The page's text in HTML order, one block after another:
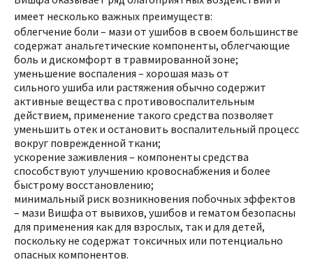
имеет несколько важных преимуществ:
облегчение боли – мази от ушибов в своем большинстве
содержат анальгетические компоненты, облегчающие
боль и дискомфорт в травмированной зоне;
уменьшение воспаления – хорошая мазь от
сильного ушиба или растяжения обычно содержит
активные вещества с противовоспалительным
действием, применение такого средства позволяет
уменьшить отек и остановить воспалительный процесс
вокруг поврежденной ткани;
ускорение заживления – компоненты средства
способствуют улучшению кровоснабжения и более
быстрому восстановлению;
минимальный риск возникновения побочных эффектов
– мази Вишфа от вывихов, ушибов и гематом безопасны
для применения как для взрослых, так и для детей,
поскольку не содержат токсичных или потенциально
опасных компонентов.